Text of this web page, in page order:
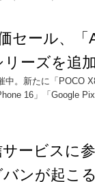
セール、「
リーズを追
中。新たに「POCO
16」「Google
ービスに
バンが起こ